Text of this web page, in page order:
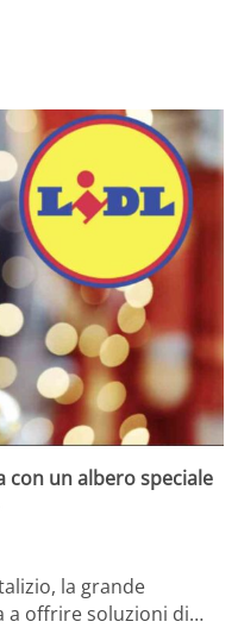
con un albero speciale
la grande
a offrire soluzioni di…